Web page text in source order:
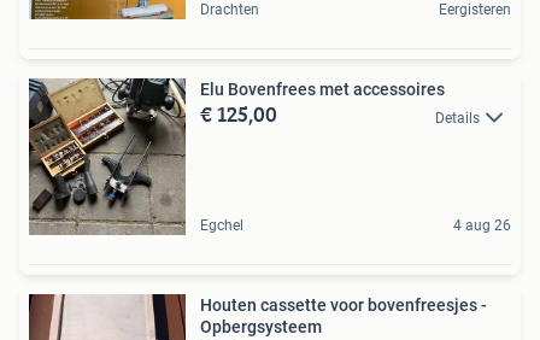
Drachten Eergisteren
Elu Bovenfrees met accessoires
€ 125,00 Details
Egchel 4 aug 26
Houten cassette voor bovenfreesjes -
Opbergsysteem